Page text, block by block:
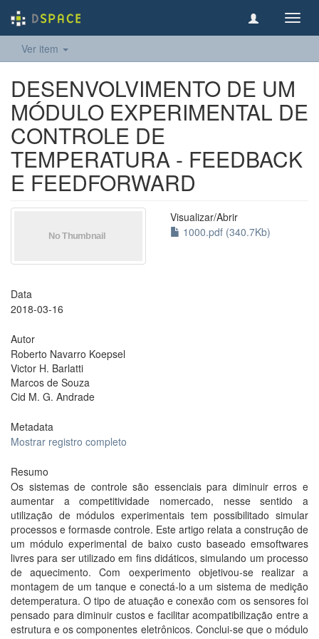
Ver item
DESENVOLVIMENTO DE UM
MÓDULO EXPERIMENTAL DE
CONTROLE DE
TEMPERATURA - FEEDBACK
E FEEDFORWARD
Visualizar/Abrir
1000.pdf (340.7Kb)
Data
2018-03-16
Autor
Roberto Navarro Koepsel
Victor H. Barlatti
Marcos de Souza
Cid M. G. Andrade
Metadata
Mostrar registro completo
Resumo
Os sistemas de controle são essenciais para diminuir erros e
aumentar a competitividade nomercado, nesse sentido a
utilização de módulos experimentais tem possibilitado simular
processos e formasde controle. Este artigo relata a construção de
um módulo experimental de baixo custo baseado emsoftwares
livres para ser utilizado em fins didáticos, simulando um processo
de aquecimento. Com oexperimento objetivou-se realizar a
montagem de um tanque e conectá-lo a um sistema de medição
detemperatura. O tipo de atuação e conexão com os sensores foi
pensado para diminuir custos e facilitar acompatibilização entre a
estrutura e os componentes eletrônicos. Conclui-se que o módulo